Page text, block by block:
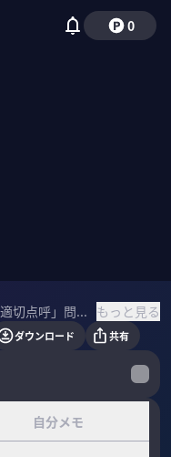
0
6月に日本郵便の「不適切点呼」問題で下された“最重処分“。 トラック運送事業の許可取り消しを経営陣はどう受け止めているのか？ 日本の物流の未来は？執行役員の五味儀裕氏に直撃した。 ＜ゲスト＞ 五味儀裕｜日本郵便執行役員 2003年に総務省（旧：日本郵政公社）入省。郵便・物流部門において、営業、新規事業開発、オペレーション・コスト管理等の業務を担当。 2023年8月から現職。JP楽天ロジスティクスの取締役も務める。 ＜目次＞ もっと見る
ダウンロード 共有
自分メモ